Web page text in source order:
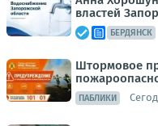
властей
БЕРДЯНСК
Штормовое
ПАБЛИКИ